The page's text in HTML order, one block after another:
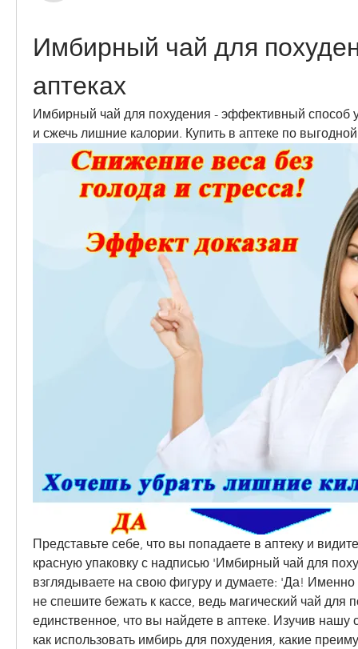
Имбирный чай для
аптеках
Имбирный чай для похудения - эффективный способ
и сжечь лишние калории. Купить в аптеке по
Представьте себе, что вы попадаете в аптеку и
красную упаковку с надписью 'Имбирный чай для
взглядываете на свою фигуру и думаете: 'Да!
не спешите бежать к кассе, ведь магический чай для
единственное, что вы найдете в аптеке. Изучив нашу
как использовать имбирь для похудения, какие